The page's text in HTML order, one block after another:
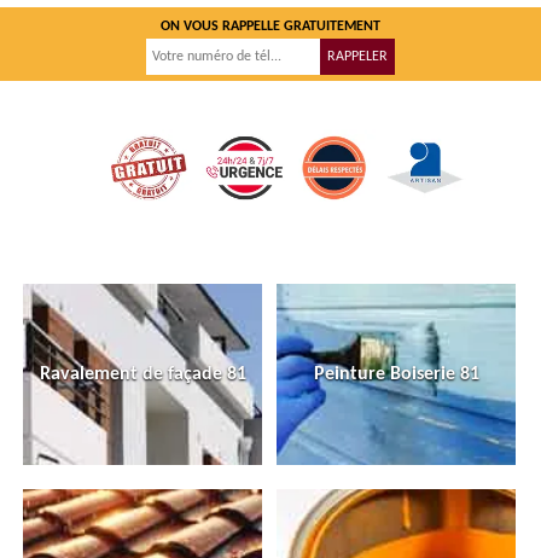
ON VOUS RAPPELLE GRATUITEMENT
Ravalement de façade 81 Peinture Boiserie 81